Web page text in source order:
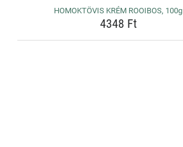
HOMOKTÖVIS KRÉM ROOIBOS, 100g
4348 Ft